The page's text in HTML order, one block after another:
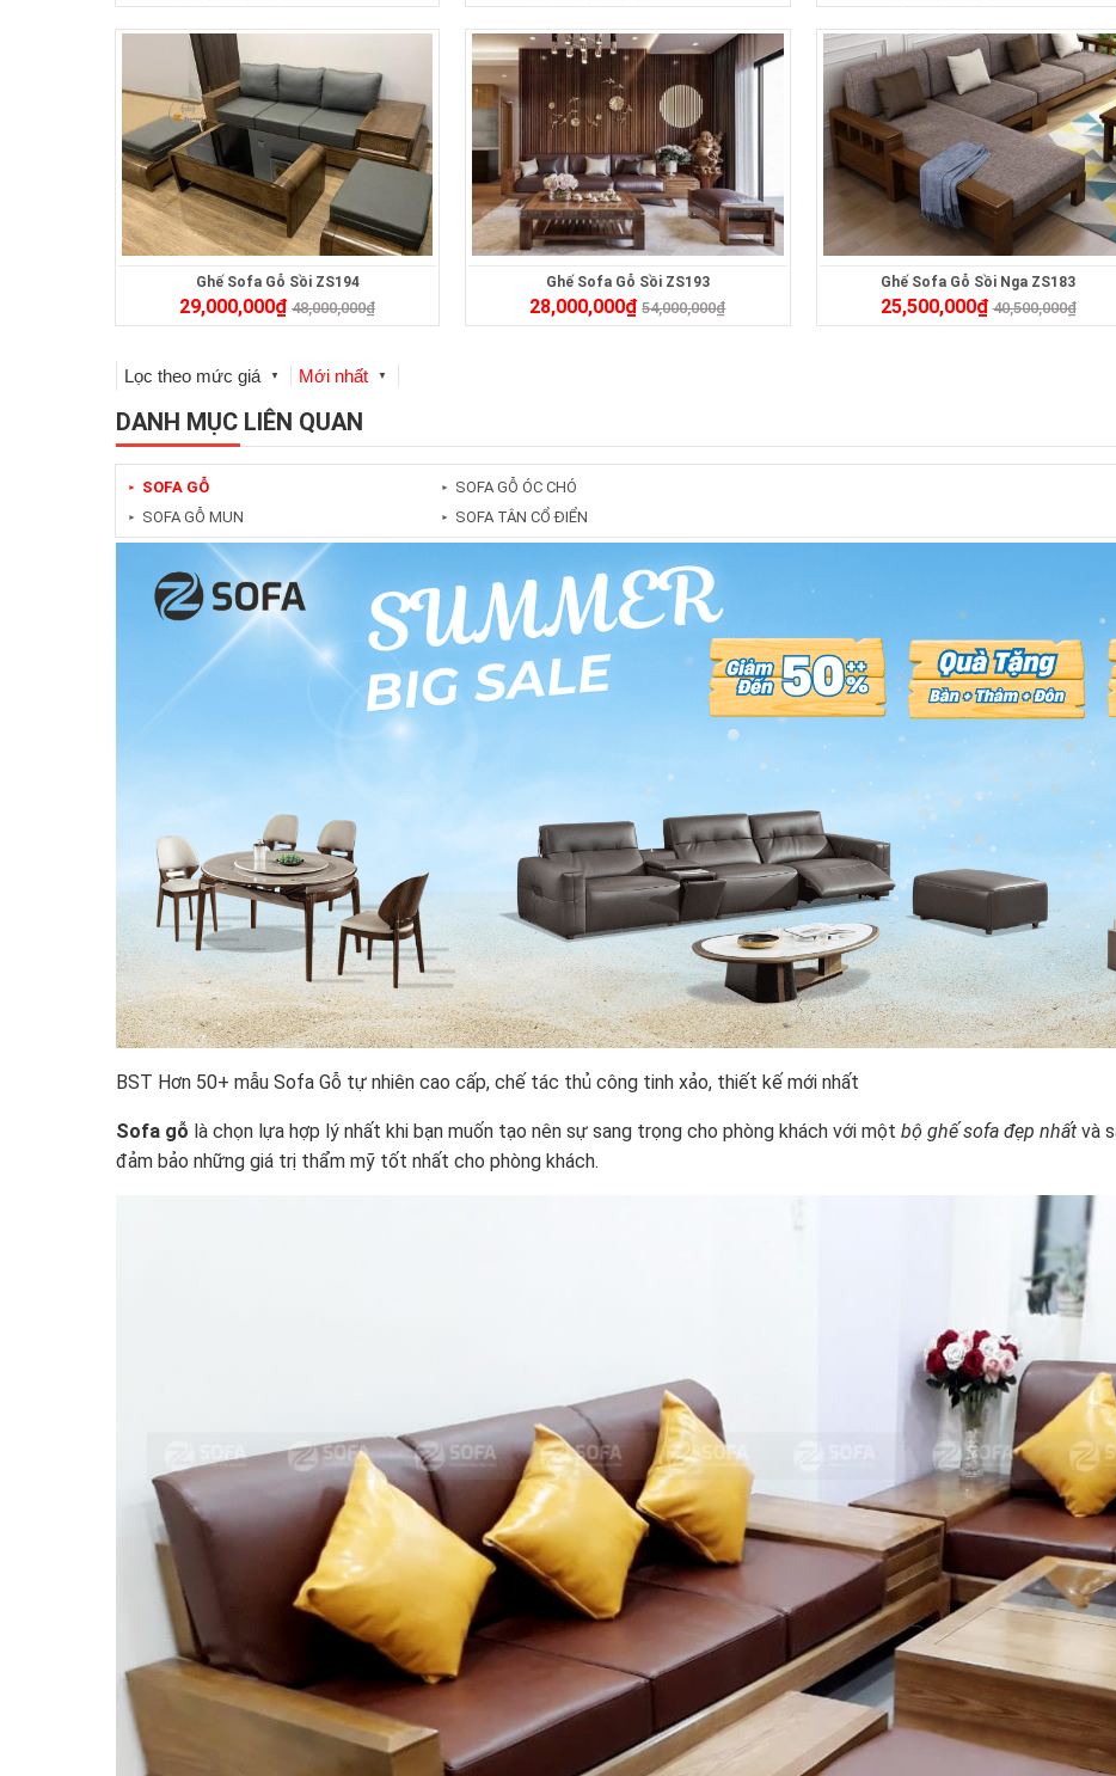
Ghế Sofa Gỗ Sồi ZS194
29,000,000₫ 48,000,000₫
Ghế Sofa Gỗ Sồi ZS193
28,000,000₫ 54,000,000₫
Ghế Sofa Gỗ Sồi Nga ZS183
25,500,000₫ 40,500,000₫
Lọc theo mức giá ▼ Mới nhất ▼
DANH MỤC LIÊN QUAN
► SOFA GỖ
► SOFA GỖ MUN
► SOFA GỖ ÓC CHÓ
► SOFA TÂN CỔ ĐIỂN
BST Hơn 50+ mẫu Sofa Gỗ tự nhiên cao cấp, chế tác thủ công tinh xảo, thiết kế mới nhất
Sofa gỗ là chọn lựa hợp lý nhất khi bạn muốn tạo nên sự sang trọng cho phòng khách với một bộ ghế sofa đẹp nhất và
đảm bảo những giá trị thẩm mỹ tốt nhất cho phòng khách.